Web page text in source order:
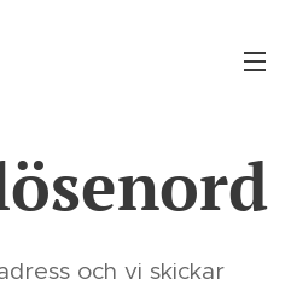
och vi skickar